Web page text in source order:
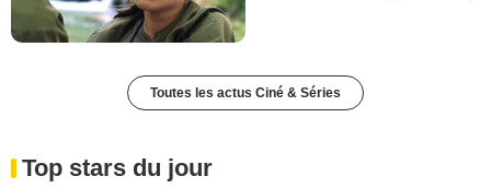
Toutes les actus Ciné & Séries
Top stars du jour